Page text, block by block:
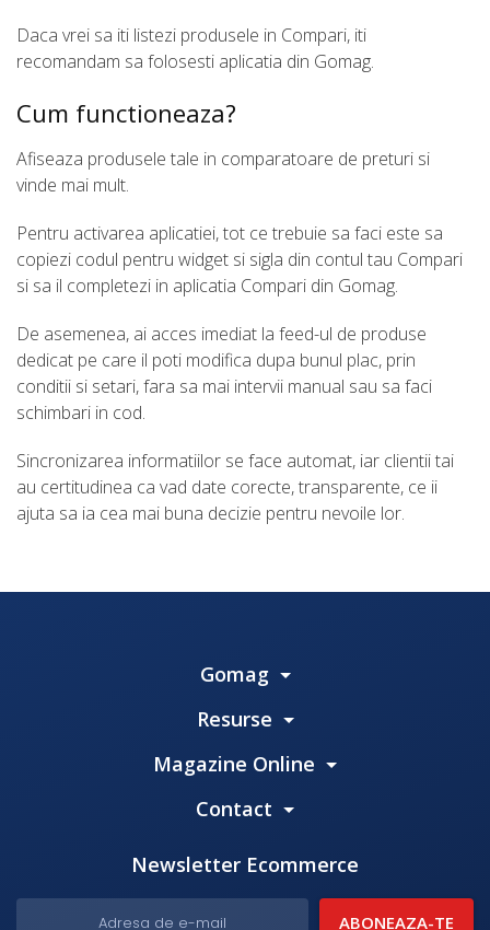
Daca vrei sa iti listezi produsele in Compari, iti
recomandam sa folosesti aplicatia din Gomag.
Cum functioneaza?
Afiseaza produsele tale in comparatoare de preturi si
vinde mai mult.
Pentru activarea aplicatiei, tot ce trebuie sa faci este sa
copiezi codul pentru widget si sigla din contul tau Compari
si sa il completezi in aplicatia Compari din Gomag.
De asemenea, ai acces imediat la feed-ul de produse
dedicat pe care il poti modifica dupa bunul plac, prin
conditii si setari, fara sa mai intervii manual sau sa faci
schimbari in cod.
Sincronizarea informatiilor se face automat, iar clientii tai
au certitudinea ca vad date corecte, transparente, ce ii
ajuta sa ia cea mai buna decizie pentru nevoile lor.
Gomag
Resurse
Magazine Online
Contact
Newsletter Ecommerce